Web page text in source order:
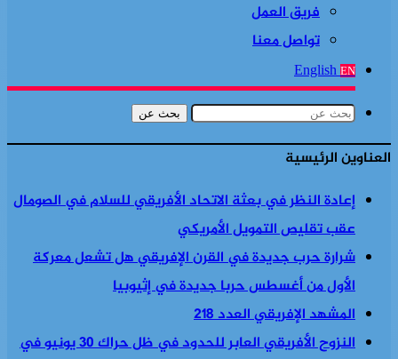
فريق العمل
تواصل معنا
English EN
بحث عن
العناوين الرئيسية
إعادة النظر في بعثة الاتحاد الأفريقي للسلام في الصومال
عقب تقليص التمويل الأمريكي
شرارة حرب جديدة في القرن الإفريقي هل تشعل معركة
الأول من أغسطس حربا جديدة في إثيوبيا
المشهد الإفريقي العدد 218
النزوح الأفريقي العابر للحدود في ظل حراك 30 يونيو في